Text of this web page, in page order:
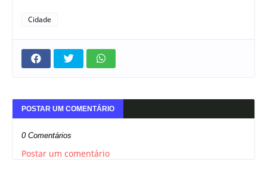
Cidade
POSTAR UM COMENTÁRIO
0 Comentários
Postar um comentário